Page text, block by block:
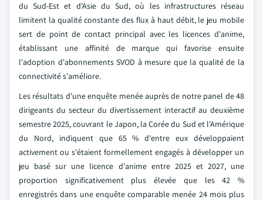
du Sud-Est et d'Asie du Sud, où les infrastructures réseau
limitent la qualité constante des flux à haut débit, le jeu mobile
sert de point de contact principal avec les licences d'anime,
établissant une affinité de marque qui favorise ensuite
l'adoption d'abonnements SVOD à mesure que la qualité de la
connectivité s'améliore.
Les résultats d'une enquête menée auprès de notre panel de 48
dirigeants du secteur du divertissement interactif au deuxième
semestre 2025, couvrant le Japon, la Corée du Sud et l'Amérique
du Nord, indiquent que 65 % d'entre eux développaient
activement ou s'étaient formellement engagés à développer un
jeu basé sur une licence d'anime entre 2025 et 2027, une
proportion significativement plus élevée que les 42 %
enregistrés dans une enquête comparable menée 24 mois plus